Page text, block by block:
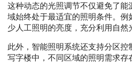
这种动态的光照调节不仅避免了能
域始终处于最适宜的照明条件。例
少人工照明的亮度，充分利用自然
此外，智能照明系统还支持分区控
写字楼中，不同区域的照明需求存